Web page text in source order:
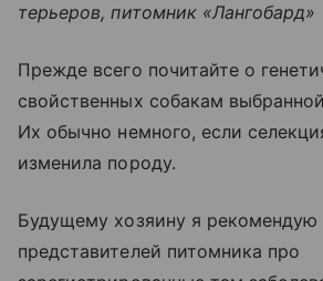
терьеров, питомник «Лангобард»
Прежде всего почитайте о
свойственных собакам
Их обычно немного, если
изменила породу.
Будущему хозяину я рекомендую
представителей питомника про